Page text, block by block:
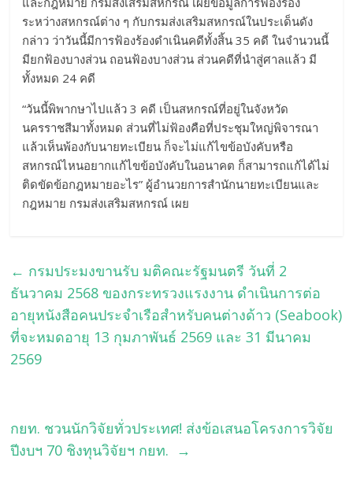
ระหว่างสหกรณ์ต่าง ๆ กับกรมส่งเสริมสหกรณ์ในประเด็นดัง
กล่าว ว่าวันนี้มีการฟ้องร้องดำเนินคดีทั้งสิ้น 35 คดี ในจำนวนนี้
มียกฟ้องบางส่วน ถอนฟ้องบางส่วน ส่วนคดีที่นำสู่ศาลแล้ว มี
ทั้งหมด 24 คดี
“วันนี้พิพากษาไปแล้ว 3 คดี เป็นสหกรณ์ที่อยู่ในจังหวัด
นครราชสีมาทั้งหมด ส่วนที่ไม่ฟ้องคือที่ประชุมใหญ่พิจารณา
แล้วเห็นพ้องกับนายทะเบียน ก็จะไม่แก้ไขข้อบังคับหรือ
สหกรณ์ไหนอยากแก้ไขข้อบังคับในอนาคต ก็สามารถแก้ได้ไม่
ติดขัดข้อกฎหมายอะไร” ผู้อำนวยการสำนักนายทะเบียนและ
กฎหมาย กรมส่งเสริมสหกรณ์ เผย
← กรมประมงขานรับ มติคณะรัฐมนตรี วันที่ 2
ธันวาคม 2568 ของกระทรวงแรงงาน ดำเนินการต่อ
อายุหนังสือคนประจำเรือสำหรับคนต่างด้าว (Seabook)
ที่จะหมดอายุ 13 กุมภาพันธ์ 2569 และ 31 มีนาคม
2569
กยท. ชวนนักวิจัยทั่วประเทศ! ส่งข้อเสนอโครงการวิจัย
ปีงบฯ 70 ชิงทุนวิจัยฯ กยท. →